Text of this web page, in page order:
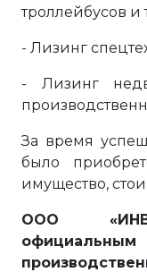
троллейбусов и
- Лизинг
- Лизинг
За время
было
имущество,
ООО